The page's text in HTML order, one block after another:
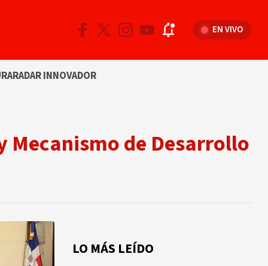
EN VIVO
RADAR INNOVADOR
Mecanismo de Desarrollo
LO MÁS LEÍDO